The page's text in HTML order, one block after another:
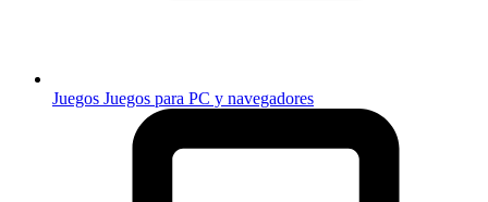
Juegos Juegos para PC y navegadores